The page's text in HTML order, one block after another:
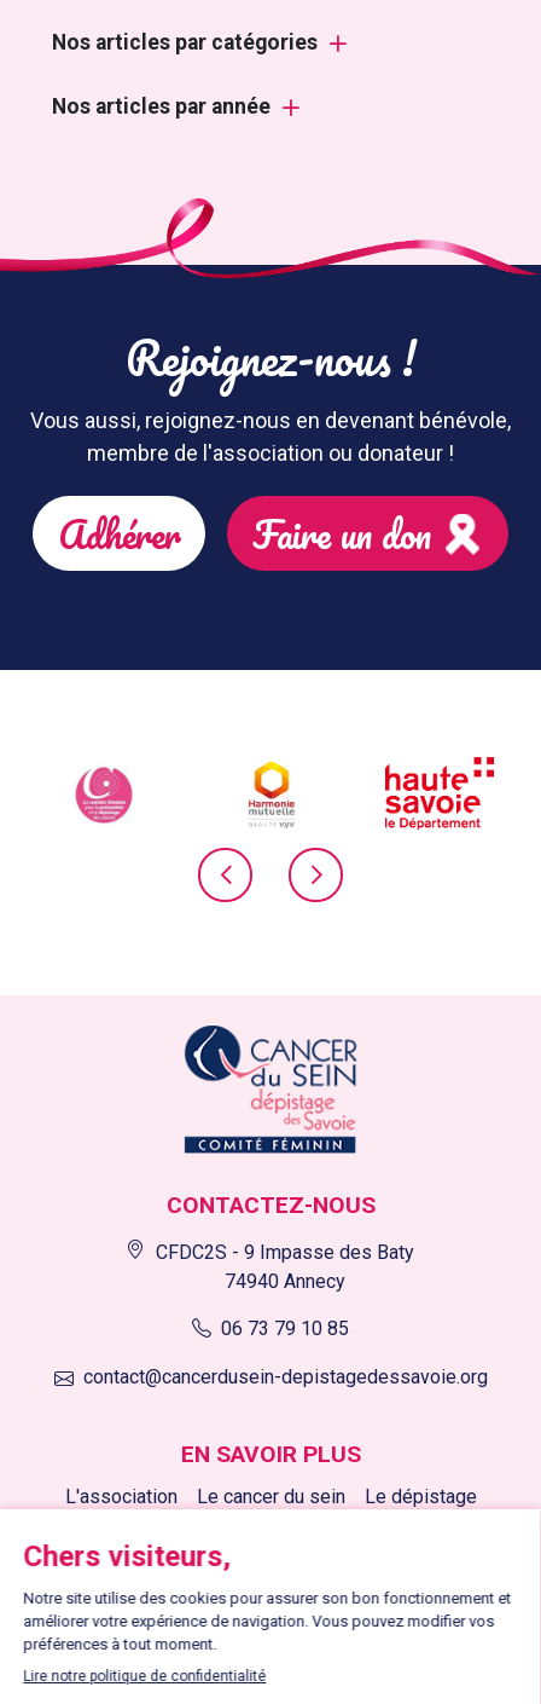
Nos articles par catégories
Nos articles par année
Rejoignez-nous !
Vous aussi, rejoignez-nous en devenant bénévole,
membre de l'association ou donateur !
Adhérer Faire un don
CONTACTEZ-NOUS
CFDC2S - 9 Impasse des Baty
74940 Annecy
06 73 79 10 85
contact@cancerdusein-depistagedessavoie.org
EN SAVOIR PLUS
L'association Le cancer du sein
Le dépistage
LIENS UTILES
Contactez-nous